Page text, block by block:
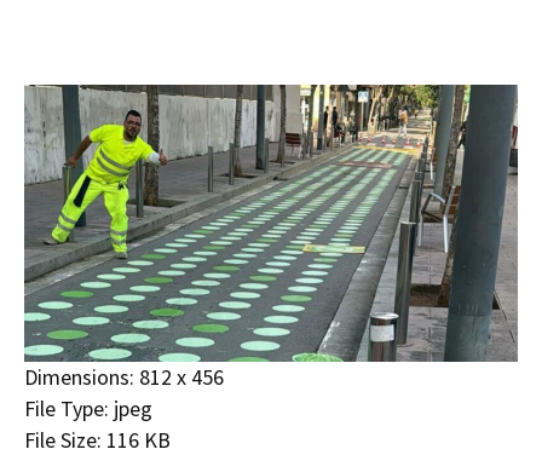
Dimensions: 812 x 456
File Type: jpeg
File Size: 116 KB